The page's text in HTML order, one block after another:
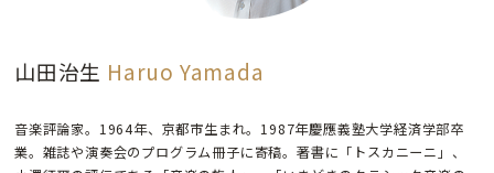
山田治生 Haruo Yamada
音楽評論家。1964年、京都市生まれ。1987年慶應義塾大学経済学部卒
業。雑誌や演奏会のプログラム冊子に寄稿。著書に「トスカニーニ」、